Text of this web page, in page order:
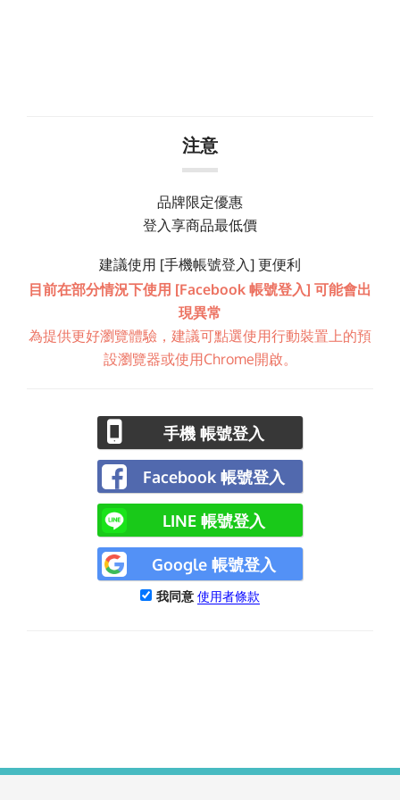
注意
品牌限定優惠
登入享商品最低價
建議使用 [手機帳號登入] 更便利
目前在部分情況下使用 [Facebook 帳號登入] 可能會出
現異常
為提供更好瀏覽體驗，建議可點選使用行動裝置上的預
設瀏覽器或使用Chrome開啟。
手機 帳號登入
Facebook 帳號登入
LINE 帳號登入
Google 帳號登入
我同意 使用者條款